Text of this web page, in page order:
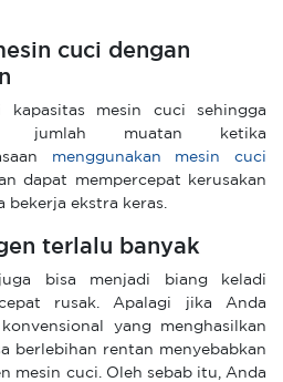
cuci dengan
kapasitas mesin cuci sehingga
jumlah muatan ketika
menggunakan mesin cuci
dapat mempercepat kerusakan
bekerja ekstra keras.
terlalu banyak
bisa menjadi biang keladi
rusak. Apalagi jika Anda
yang menghasilkan
berlebihan rentan menyebabkan
mesin cuci. Oleh sebab itu, Anda